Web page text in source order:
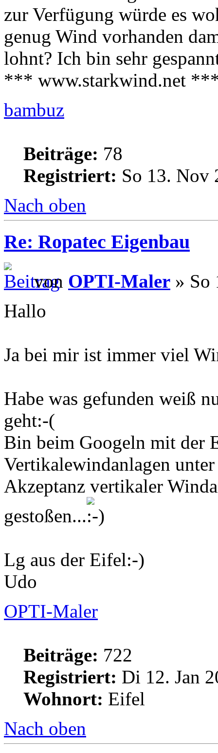
zur Verfügung würde es
genug Wind vorhanden
lohnt? Ich bin sehr
*** www.starkwind.net
bambuz
Beiträge: 78
Registriert: So 13. Nov
Nach oben
Re: Ropatec Eigenbau
von OPTI-Maler » So
Hallo
Ja bei mir ist immer viel
Habe was gefunden weiß
geht:-(
Bin beim Googeln mit der
Vertikalewindanlagen
Akzeptanz vertikaler
gestoßen...
Lg aus der Eifel:-)
Udo
OPTI-Maler
Beiträge: 722
Registriert: Di 12. Jan
Wohnort: Eifel
Nach oben